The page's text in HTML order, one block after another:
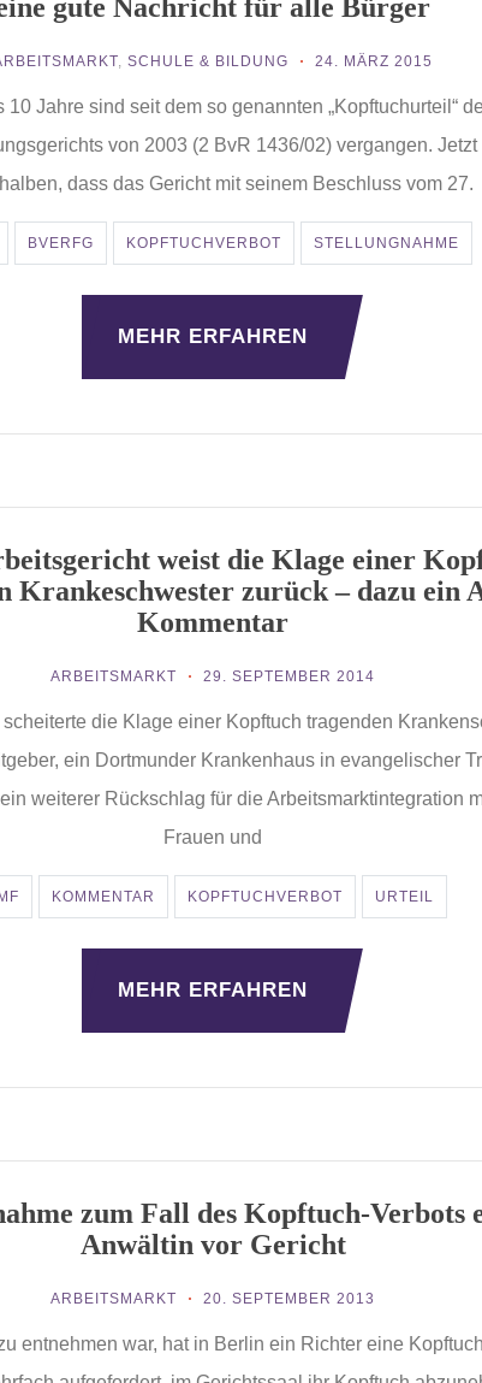
gute Nachricht für alle Bürger
, SCHULE & BILDUNG 24. MÄRZ 2015
10 Jahre sind seit dem so genannten „Kopftuchurteil“
von 2003 (2 BvR 1436/02) vergangen. Jetzt
dass das Gericht mit seinem Beschluss vom 27.
BVERFG KOPFTUCHVERBOT STELLUNGNAHME
MEHR ERFAHREN
weist die Klage einer
Krankeschwester zurück – dazu ein
Kommentar
ARBEITSMARKT 29. SEPTEMBER 2014
die Klage einer Kopftuch tragenden
ein Dortmunder Krankenhaus in evangelischer
weiterer Rückschlag für die Arbeitsmarktintegration
Frauen und
KOMMENTAR KOPFTUCHVERBOT URTEIL
MEHR ERFAHREN
zum Fall des Kopftuch-Verbots
Anwältin vor Gericht
ARBEITSMARKT 20. SEPTEMBER 2013
entnehmen war, hat in Berlin ein Richter eine